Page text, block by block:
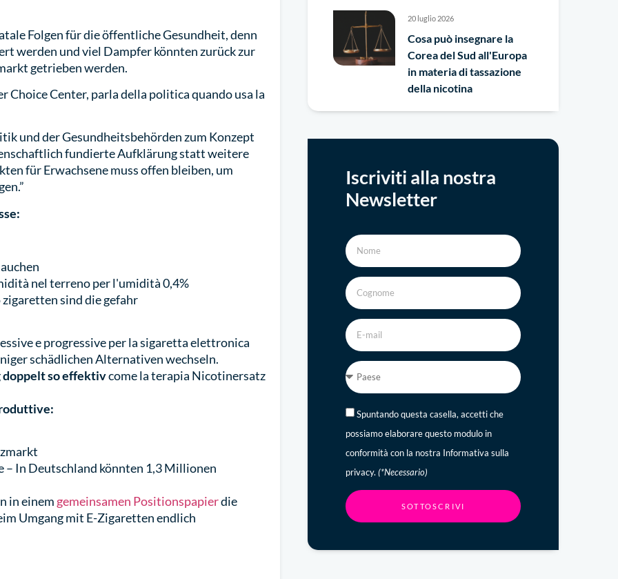
Folgen für die öffentliche Gesundheit, denn
werden und viel Dampfer könnten zurück zur
getrieben werden.
Center, parla della politica quando usa la
und der Gesundheitsbehörden zum Konzept
fundierte Aufklärung statt weitere
für Erwachsene muss offen bleiben, um
nel terreno per l'umidità 0,4%
sind die gefahr
e progressive per la sigaretta elettronica
schädlichen Alternativen wechseln.
doppelt so effektivcome la terapia Nicotinersatz
– In Deutschland könnten 1,3 Millionen
in einem gemeinsamen Positionspapierdie
Umgang mit E-Zigaretten endlich
20 luglio 2026
Cosa può insegnare la
Corea del Sud all'Europa
in materia di tassazione
della nicotina
Iscriviti alla nostra
Newsletter
Spuntando questa casella, accetti che
possiamo elaborare questo modulo in
conformità con la nostra Informativa sulla
privacy. (*Necessario)
SOTTOSCRIVI